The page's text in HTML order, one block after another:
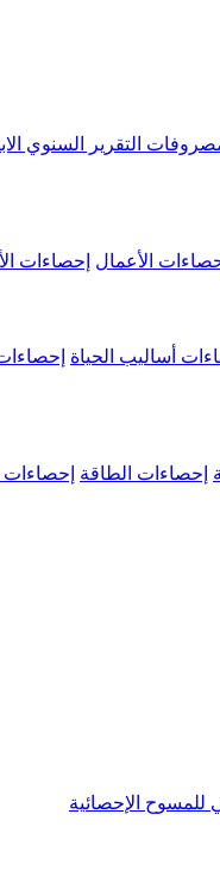
التقرير السنوي
الأعمال إحصاءات
أساليب الحياة
إحصاءات الطاقة إحصاءات
للمسوح الإحصائية